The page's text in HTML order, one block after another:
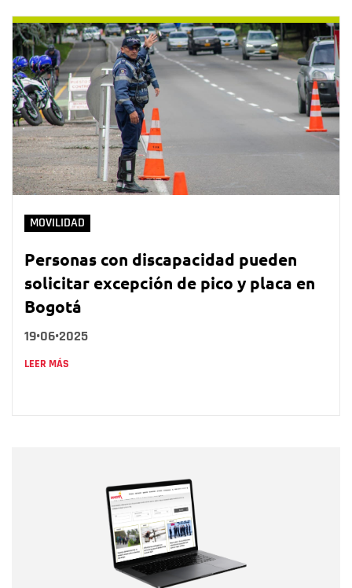
MOVILIDAD
Personas con discapacidad pueden
solicitar excepción de pico y placa en
Bogotá
19•06•2025
LEER MÁS
Correo electrónico
Tipo de comentario